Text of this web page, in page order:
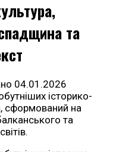
та
04.01.2026
історико-
сформований на
та